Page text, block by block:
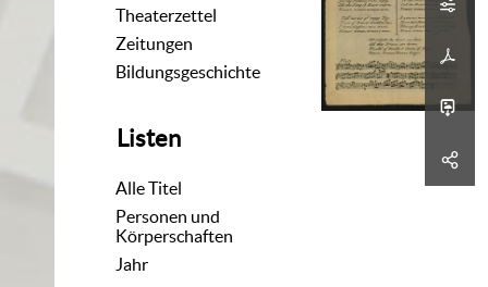
Theaterzettel
Zeitungen
Bildungsgeschichte
Listen
Alle Titel
Personen und
Körperschaften
Jahr